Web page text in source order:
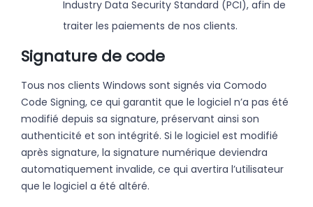
Industry Data Security Standard (PCI), afin de
traiter les paiements de nos clients.
Signature de code
Tous nos clients Windows sont signés via Comodo
Code Signing, ce qui garantit que le logiciel n’a pas été
modifié depuis sa signature, préservant ainsi son
authenticité et son intégrité. Si le logiciel est modifié
après signature, la signature numérique deviendra
automatiquement invalide, ce qui avertira l’utilisateur
que le logiciel a été altéré.